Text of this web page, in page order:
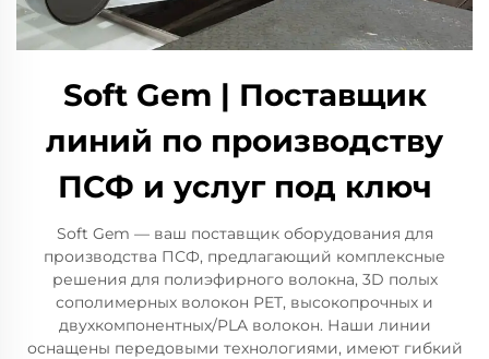
Soft Gem | Поставщик
линий по производству
ПСФ и услуг под ключ
Soft Gem — ваш поставщик оборудования для
производства ПСФ, предлагающий комплексные
решения для полиэфирного волокна, 3D полых
сополимерных волокон PET, высокопрочных и
двухкомпонентных/PLA волокон. Наши линии
оснащены передовыми технологиями, имеют гибкий